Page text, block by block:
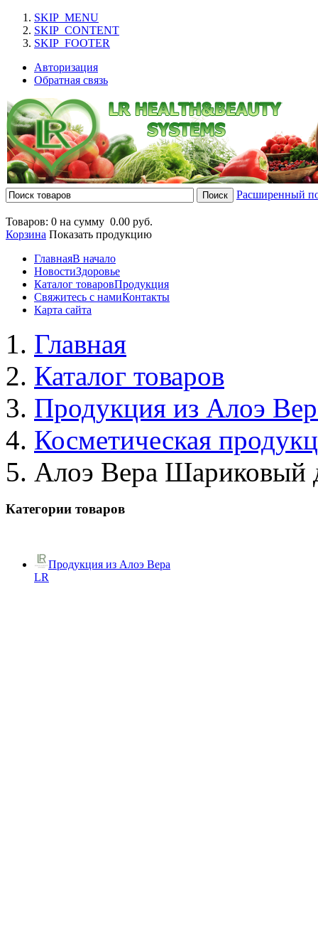
SKIP_MENU
SKIP_CONTENT
SKIP_FOOTER
Авторизация
Обратная связь
Расширенный
Товаров: 0 на сумму 0.00 руб.
Корзина Показать продукцию
ГлавнаяВ начало
НовостиЗдоровье
Каталог товаровПродукция
Свяжитесь с намиКонтакты
Карта сайта
Главная
Каталог товаров
Продукция из Алоэ
Косметическая
Алоэ Вера Шариковый
Категории товаров
Продукция из Алоэ Вера
LR